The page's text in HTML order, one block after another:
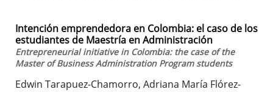
Intención emprendedora en Colombia: el caso de los
estudiantes de Maestría en Administración
Entrepreneurial initiative in Colombia: the case of the
Master of Business Administration Program students
Edwin Tarapuez-Chamorro, Adriana María Flórez-